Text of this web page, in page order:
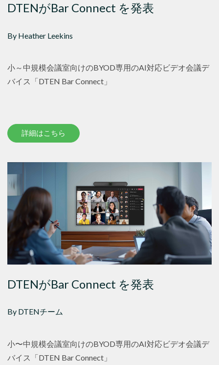
DTENがBar Connect を発表
By Heather Leekins
小～中規模会議室向けのBYOD専用のAI対応ビデオ会議デ
バイス「DTEN Bar Connect」
詳細はこちら
DTENがBar Connect を発表
By DTENチーム
小〜中規模会議室向けのBYOD専用のAI対応ビデオ会議デ
バイス「DTEN Bar Connect」